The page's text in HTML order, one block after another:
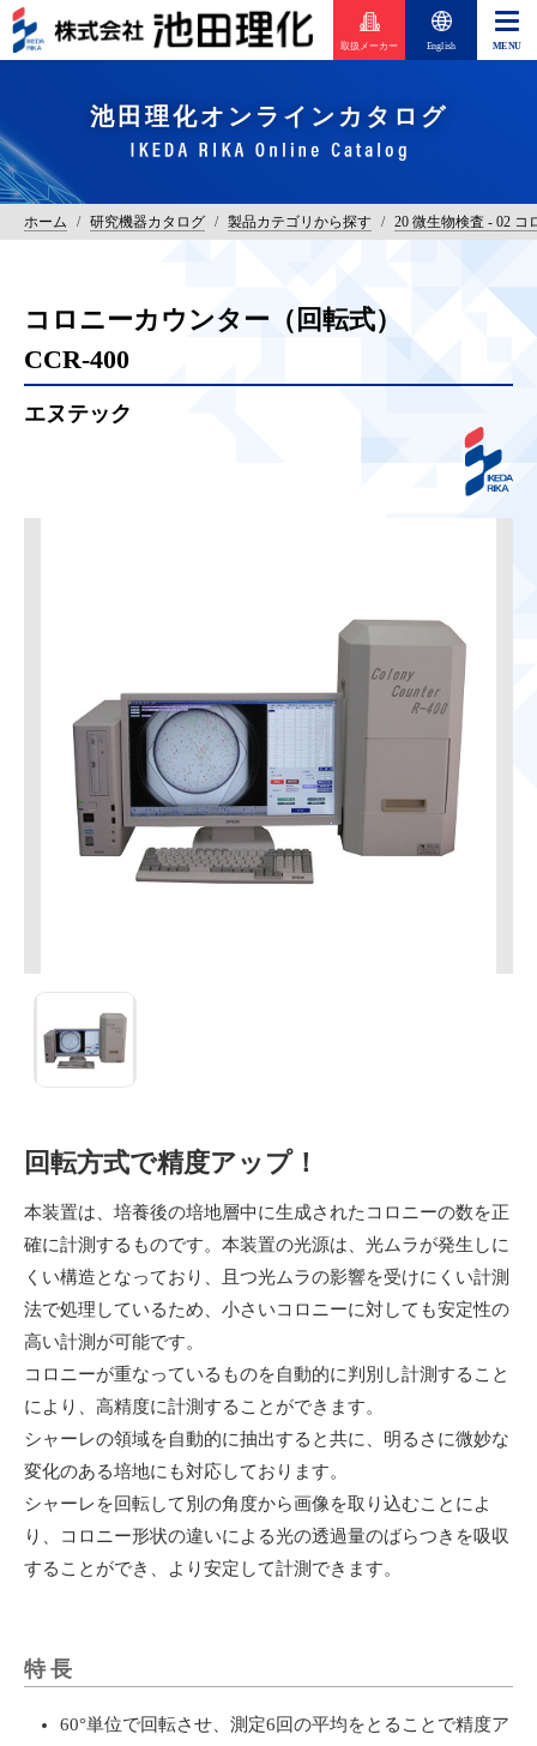
取扱メーカー English
池田理化オンラインカタログ
ホーム / 研究機器カタログ / 製品カテゴリから探す / 20 微生物検査 - 02 コ
コロニーカウンター（回転式）
CCR-400
エヌテック
CCR-400
回転方式で精度アップ！
本装置は、培養後の培地層中に生成されたコロニーの数を正
確に計測するものです。本装置の光源は、光ムラが発生しに
くい構造となっており、且つ光ムラの影響を受けにくい計測
法で処理しているため、小さいコロニーに対しても安定性の
高い計測が可能です。
コロニーが重なっているものを自動的に判別し計測すること
により、高精度に計測することができます。
シャーレの領域を自動的に抽出すると共に、明るさに微妙な
変化のある培地にも対応しております。
シャーレを回転して別の角度から画像を取り込むことによ
り、コロニー形状の違いによる光の透過量のばらつきを吸収
することができ、より安定して計測できます。
特長
60°単位で回転させ、測定6回の平均をとることで精度ア